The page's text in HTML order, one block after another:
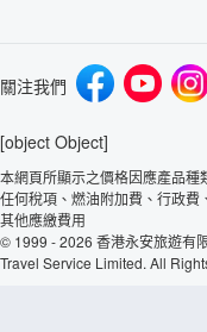
關注我們
[object Object]
本網頁所顯示之價格因應產品
任何稅項、燃油附加費、行政
其他應繳費用
© 1999 - 2026 香港永安旅遊有
Travel Service Limited. All